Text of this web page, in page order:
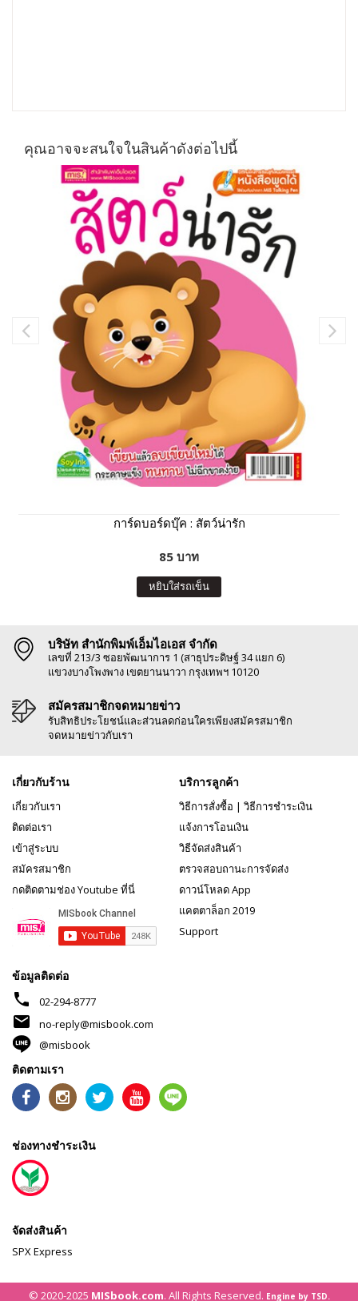
คุณอาจจะสนใจในสินค้าดังต่อไปนี้
การ์ดบอร์ดบุ๊ค : สัตว์น่ารัก
85 บาท
หยิบใส่รถเข็น
บริษัท สำนักพิมพ์เอ็มไอเอส จำกัด
เลขที่ 213/3 ซอยพัฒนาการ 1 (สาธุประดิษฐ์ 34 แยก 6)
แขวงบางโพงพาง เขตยานนาวา กรุงเทพฯ 10120
สมัครสมาชิกจดหมายข่าว
รับสิทธิประโยชน์และส่วนลดก่อนใครเพียงสมัครสมาชิก
จดหมายข่าวกับเรา
เกี่ยวกับร้าน
เกี่ยวกับเรา
ติดต่อเรา
เข้าสู่ระบบ
สมัครสมาชิก
กดติดตามช่อง Youtube ที่นี่
บริการลูกค้า
วิธีการสั่งซื้อ | วิธีการชำระเงิน
แจ้งการโอนเงิน
วิธีจัดส่งสินค้า
ตรวจสอบถานะการจัดส่ง
ดาวน์โหลด App
แคตตาล็อก 2019
Support
ข้อมูลติดต่อ
phone 02-294-8777
mail
no-reply@misbook.com
@misbook
ติดตามเรา
ช่องทางชำระเงิน
จัดส่งสินค้า
SPX Express
© 2020-2025 MISbook.com. All Rights Reserved. Engine by TSD.